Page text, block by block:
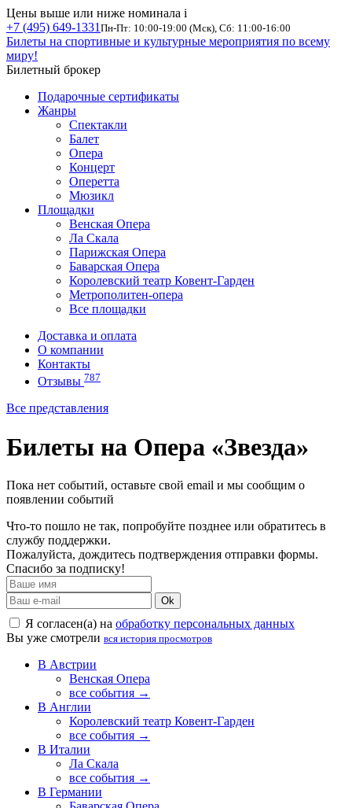
Цены выше или ниже номинала i
+7 (495) 649-1331 Пн-Пт: 10:00-19:00 (Мск), Сб: 11:00-16:00
Билеты на спортивные и культурные мероприятия по всему
миру!
Билетный брокер
Подарочные сертификаты
Жанры
Спектакли
Балет
Опера
Концерт
Оперетта
Мюзикл
Площадки
Венская Опера
Ла Скала
Парижская Опера
Баварская Опера
Королевский театр Ковент-Гарден
Метрополитен-опера
Все площадки
Доставка и оплата
О компании
Контакты
Отзывы 787
Все представления
Билеты на Опера «Звезда»
Пока нет событий, оставьте свой email и мы сообщим о
появлении событий
Что-то пошло не так, попробуйте позднее или обратитесь в
службу поддержки.
Пожалуйста, дождитесь подтверждения отправки формы.
Спасибо за подписку!
Ok
Я согласен(а) на обработку персональных данных
Вы уже смотрели вся история просмотров
В Австрии
Венская Опера
все события →
В Англии
Королевский театр Ковент-Гарден
все события →
В Италии
Ла Скала
все события →
В Германии